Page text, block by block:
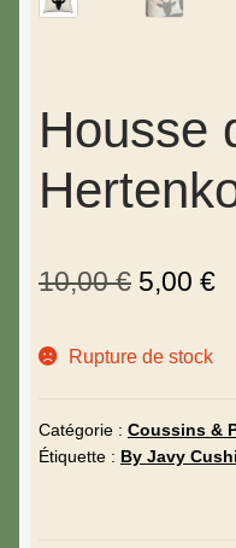
Housse
10,00€ 5,00 €
Rupture de stock
Catégorie : Coussins &
Étiquette : By Javy